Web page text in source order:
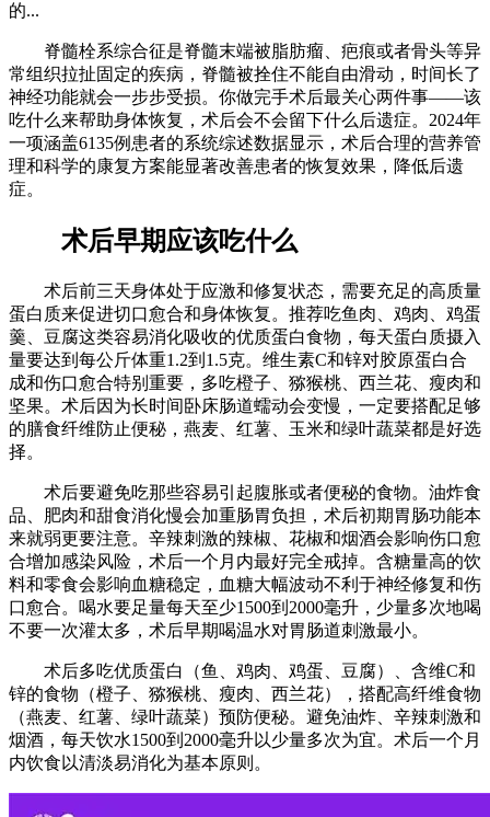
的...
脊髓栓系综合征是脊髓末端被脂肪瘤、疤痕或者骨头等异
常组织拉扯固定的疾病，脊髓被拴住不能自由滑动，时间长了
神经功能就会一步步受损。你做完手术后最关心两件事——该
吃什么来帮助身体恢复，术后会不会留下什么后遗症。2024年
一项涵盖6135例患者的系统综述数据显示，术后合理的营养管
理和科学的康复方案能显著改善患者的恢复效果，降低后遗
症。
术后早期应该吃什么
术后前三天身体处于应激和修复状态，需要充足的高质量
蛋白质来促进切口愈合和身体恢复。推荐吃鱼肉、鸡肉、鸡蛋
羹、豆腐这类容易消化吸收的优质蛋白食物，每天蛋白质摄入
量要达到每公斤体重1.2到1.5克。维生素C和锌对胶原蛋白合
成和伤口愈合特别重要，多吃橙子、猕猴桃、西兰花、瘦肉和
坚果。术后因为长时间卧床肠道蠕动会变慢，一定要搭配足够
的膳食纤维防止便秘，燕麦、红薯、玉米和绿叶蔬菜都是好选
择。
术后要避免吃那些容易引起腹胀或者便秘的食物。油炸食
品、肥肉和甜食消化慢会加重肠胃负担，术后初期胃肠功能本
来就弱更要注意。辛辣刺激的辣椒、花椒和烟酒会影响伤口愈
合增加感染风险，术后一个月内最好完全戒掉。含糖量高的饮
料和零食会影响血糖稳定，血糖大幅波动不利于神经修复和伤
口愈合。喝水要足量每天至少1500到2000毫升，少量多次地喝
不要一次灌太多，术后早期喝温水对胃肠道刺激最小。
术后多吃优质蛋白（鱼、鸡肉、鸡蛋、豆腐）、含维C和
锌的食物（橙子、猕猴桃、瘦肉、西兰花），搭配高纤维食物
（燕麦、红薯、绿叶蔬菜）预防便秘。避免油炸、辛辣刺激和
烟酒，每天饮水1500到2000毫升以少量多次为宜。术后一个月
内饮食以清淡易消化为基本原则。